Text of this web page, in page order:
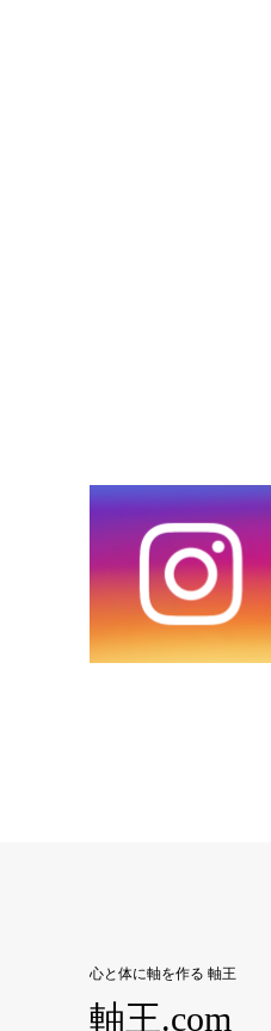
心と体に軸を作る 軸王
軸王.com